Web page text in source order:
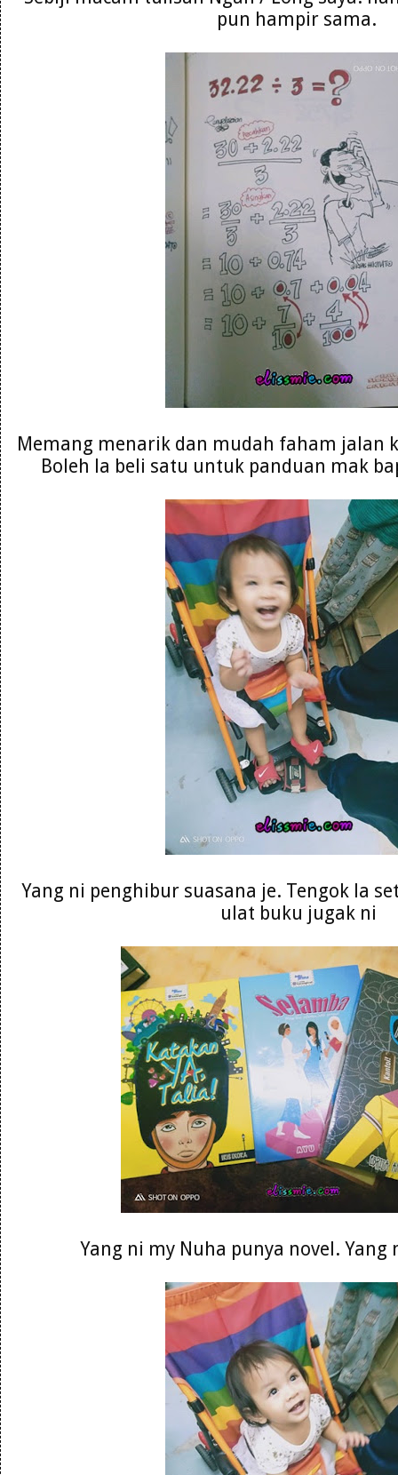
pun hampir sama.
Memang menarik dan mudah faham jalan
Boleh la beli satu untuk panduan mak
Yang ni penghibur suasana je. Tengok la
ulat buku jugak ni
Yang ni my Nuha punya novel. Yang